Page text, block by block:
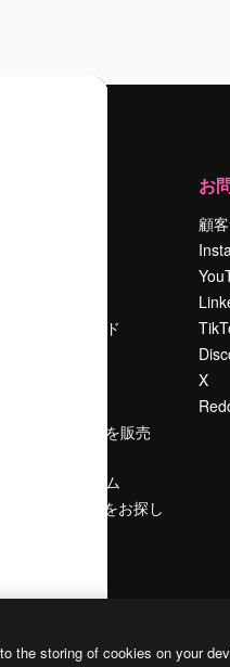
検索トレンド
コンテンツを販売
プレスルーム
magnific.aiをお探し
お
顧
X
the storing of cookies on your